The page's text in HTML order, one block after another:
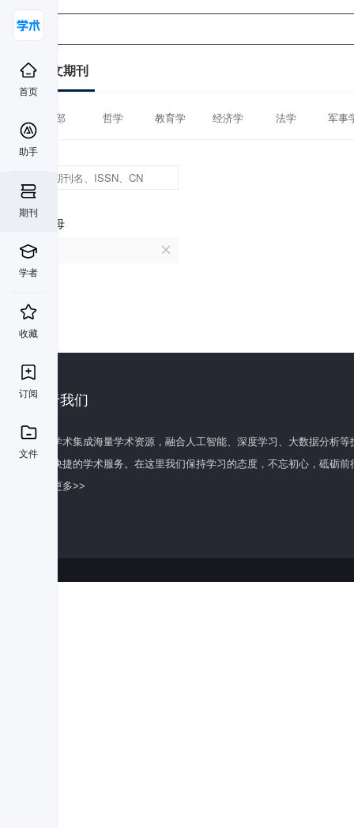
首页
助手
期刊
学者
收藏
订阅
文件
中文期刊
全部 哲学 教育学 经济学 法学 军事
首字母
F
关于我们
百度学术集成海量学术资源，融合人工智能、深度学习、大数据分析
全面快捷的学术服务。在这里我们保持学习的态度，不忘初心，砥砺前
了解更多>>